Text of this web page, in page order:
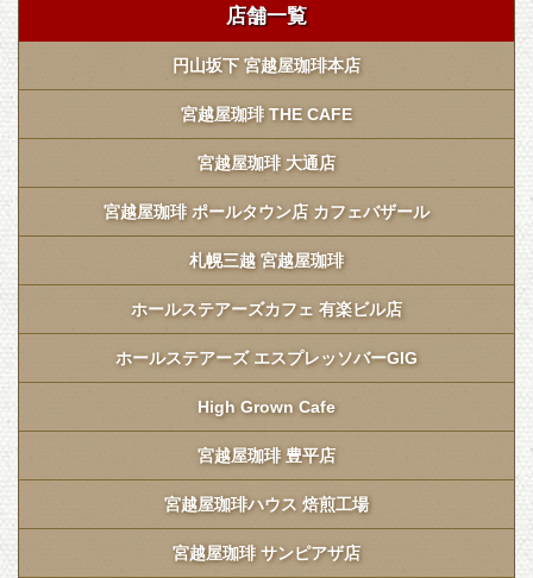
店舗一覧
円山坂下 宮越屋珈琲本店
宮越屋珈琲 THE CAFE
宮越屋珈琲 大通店
宮越屋珈琲 ポールタウン店 カフェバザール
札幌三越 宮越屋珈琲
ホールステアーズカフェ 有楽ビル店
ホールステアーズ エスプレッソバーGIG
High Grown Cafe
宮越屋珈琲 豊平店
宮越屋珈琲ハウス 焙煎工場
宮越屋珈琲 サンピアザ店